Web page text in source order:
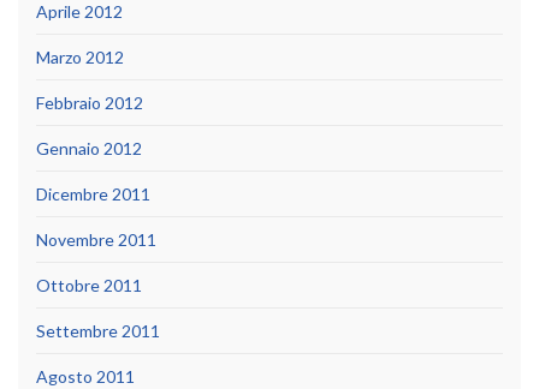
Aprile 2012
Marzo 2012
Febbraio 2012
Gennaio 2012
Dicembre 2011
Novembre 2011
Ottobre 2011
Settembre 2011
Agosto 2011